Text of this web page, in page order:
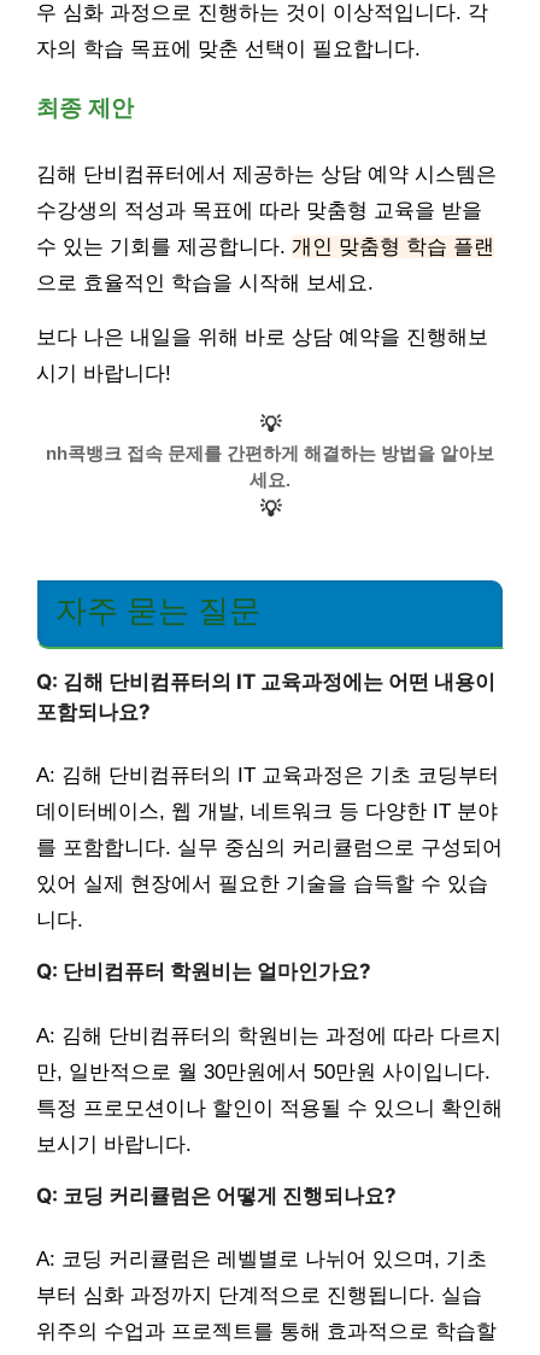
우 심화 과정으로 진행하는 것이 이상적입니다. 각
자의 학습 목표에 맞춘 선택이 필요합니다.
최종 제안
김해 단비컴퓨터에서 제공하는 상담 예약 시스템은
수강생의 적성과 목표에 따라 맞춤형 교육을 받을
수 있는 기회를 제공합니다. 개인 맞춤형 학습 플랜
으로 효율적인 학습을 시작해 보세요.
보다 나은 내일을 위해 바로 상담 예약을 진행해보
시기 바랍니다!
💡
nh콕뱅크 접속 문제를 간편하게 해결하는 방법을 알아보
세요.
💡
자주 묻는 질문
Q: 김해 단비컴퓨터의 IT 교육과정에는 어떤 내용이
포함되나요?
A: 김해 단비컴퓨터의 IT 교육과정은 기초 코딩부터
데이터베이스, 웹 개발, 네트워크 등 다양한 IT 분야
를 포함합니다. 실무 중심의 커리큘럼으로 구성되어
있어 실제 현장에서 필요한 기술을 습득할 수 있습
니다.
Q: 단비컴퓨터 학원비는 얼마인가요?
A: 김해 단비컴퓨터의 학원비는 과정에 따라 다르지
만, 일반적으로 월 30만원에서 50만원 사이입니다.
특정 프로모션이나 할인이 적용될 수 있으니 확인해
보시기 바랍니다.
Q: 코딩 커리큘럼은 어떻게 진행되나요?
A: 코딩 커리큘럼은 레벨별로 나뉘어 있으며, 기초
부터 심화 과정까지 단계적으로 진행됩니다. 실습
위주의 수업과 프로젝트를 통해 효과적으로 학습할